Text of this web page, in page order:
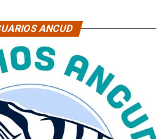
ANCUD